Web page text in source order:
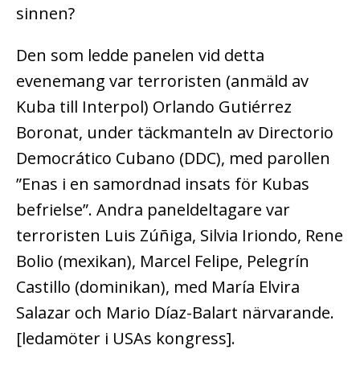
sinnen?
Den som ledde panelen vid detta
evenemang var terroristen (anmäld av
Kuba till Interpol) Orlando Gutiérrez
Boronat, under täckmanteln av Directorio
Democrático Cubano (DDC), med parollen
”Enas i en samordnad insats för Kubas
befrielse”. Andra paneldeltagare var
terroristen Luis Zúñiga, Silvia Iriondo, Rene
Bolio (mexikan), Marcel Felipe, Pelegrín
Castillo (dominikan), med María Elvira
Salazar och Mario Díaz-Balart närvarande.
[ledamöter i USAs kongress].